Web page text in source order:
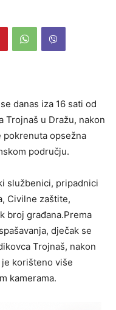
danas iza 16 sati od
Trojnaš u Dražu, nakon
pokrenuta opsežna
području.
službenici, pripadnici
Civilne zaštite,
broj građana.Prema
dječak se
Trojnaš, nakon
korišteno više
kamerama.